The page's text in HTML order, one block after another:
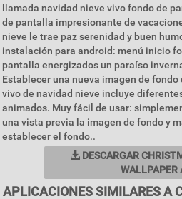
llamada navidad nieve vivo fondo de
de pantalla impresionante de
nieve le trae paz serenidad y buen
instalación para android: menú inicio
pantalla energizados un paraíso
Establecer una nueva imagen de
vivo de navidad nieve incluye
animados. Muy fácil de usar:
una vista previa la imagen de fondo y
establecer el fondo..
DESCARGAR
WALLPAPER
APLICACIONES SIMILARES A